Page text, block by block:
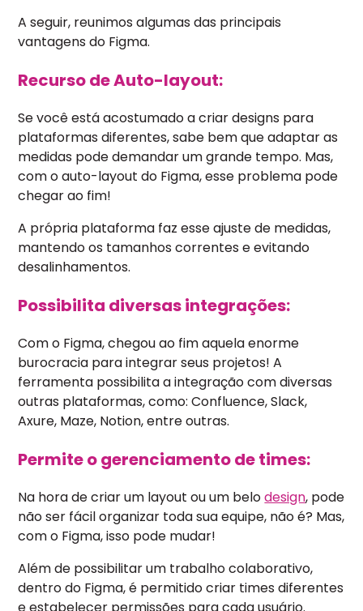
A seguir, reunimos algumas das principais
vantagens do Figma.
Recurso de Auto-layout:
Se você está acostumado a criar designs para
plataformas diferentes, sabe bem que adaptar as
medidas pode demandar um grande tempo. Mas,
com o auto-layout do Figma, esse problema pode
chegar ao fim!
A própria plataforma faz esse ajuste de medidas,
mantendo os tamanhos correntes e evitando
desalinhamentos.
Possibilita diversas integrações:
Com o Figma, chegou ao fim aquela enorme
burocracia para integrar seus projetos! A
ferramenta possibilita a integração com diversas
outras plataformas, como: Confluence, Slack,
Axure, Maze, Notion, entre outras.
Permite o gerenciamento de times:
Na hora de criar um layout ou um belodesign, pode
não ser fácil organizar toda sua equipe, não é? Mas,
com o Figma, isso pode mudar!
Além de possibilitar um trabalho colaborativo,
dentro do Figma, é permitido criar times diferentes
e estabelecer permissões para cada usuário.